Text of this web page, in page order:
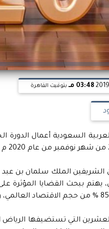
03:48 مـ بتوقيت القاهرة
السعودية أعمال
الشريفين الملك سلمان بن
يهتم ببحث القضايا المؤثرة
التي تستضيفها الرياض